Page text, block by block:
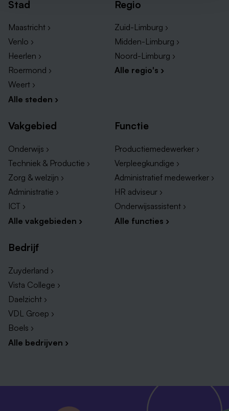
Stad
Maastricht ›
Venlo ›
Heerlen ›
Roermond ›
Weert ›
Alle steden ›
Regio
Zuid-Limburg ›
Midden-Limburg ›
Noord-Limburg ›
Alle regio's ›
Vakgebied
Onderwijs ›
Techniek & Productie ›
Zorg & welzijn ›
Administratie ›
ICT ›
Alle vakgebieden ›
Functie
Productiemedewerker ›
Verpleegkundige ›
Administratief medewerker ›
HR adviseur ›
Onderwijsassistent ›
Alle functies ›
Bedrijf
Zuyderland ›
Vista College ›
Daelzicht ›
VDL Groep ›
Boels ›
Alle bedrijven ›